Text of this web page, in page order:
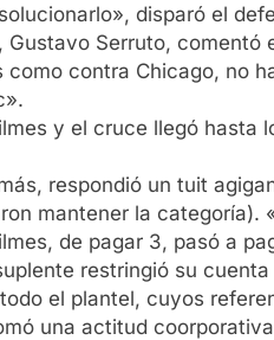
disparó el
Serruto,
contra Chicago, no
y el cruce llegó
respondió un tuit
mantener la
de pagar 3, pasó a
restringió su
el plantel, cuyos
una actitud